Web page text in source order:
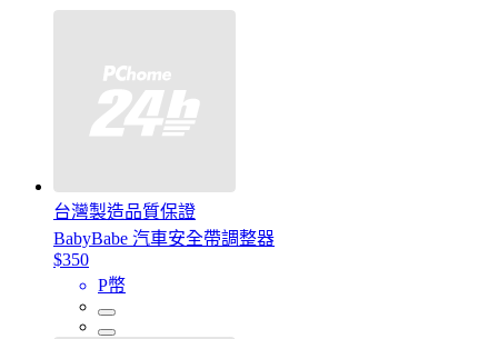
台灣製造品質保證
BabyBabe 汽車安全帶調整器
$350
P幣